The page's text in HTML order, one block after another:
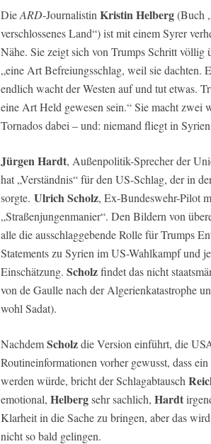
DieARD-Journalistin Kristin Helberg(Buch
verschlossenes Land“) ist mit einem Syrer
Nähe. Sie zeigt sich von Trumps Schritt völlig
„eine Art Befreiungsschlag, weil sie dachten.
endlich wacht der Westen auf und tut etwas.
eine Art Held gewesen sein.“ Sie macht zwei
Tornados dabei – und: niemand fliegt in
Jürgen Hardt, Außenpolitik-Sprecher der
hat „Verständnis“ für den US-Schlag, der in
sorgte. Ulrich Scholz, Ex-Bundeswehr-Pilot
„Straßenjungenmanier“. Den Bildern von
alle die ausschlaggebende Rolle für Trumps
Statements zu Syrien im US-Wahlkampf und
Einschätzung. Scholzfindet das nicht
von de Gaulle nach der Algerienkatastrophe
wohl Sadat).
NachdemScholzdie Version einführt, die
Routineinformationen vorher gewusst, dass
werden würde, bricht der Schlagabtausch
emotional, Helbergsehr sachlich, Hardt
Klarheit in die Sache zu bringen, aber das
nicht so bald gelingen.